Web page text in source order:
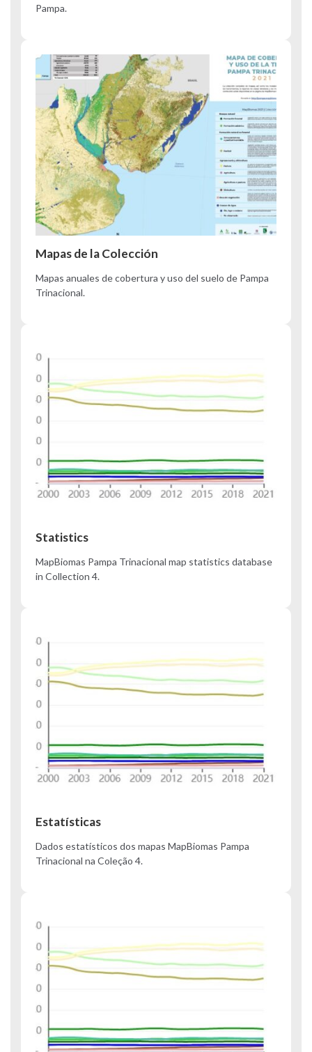
Pampa.
Mapas de la Colección
Mapas anuales de cobertura y uso del suelo de Pampa
Trinacional.
Statistics
MapBiomas Pampa Trinacional map statistics database
in Collection 4.
Estatísticas
Dados estatísticos dos mapas MapBiomas Pampa
Trinacional na Coleção 4.